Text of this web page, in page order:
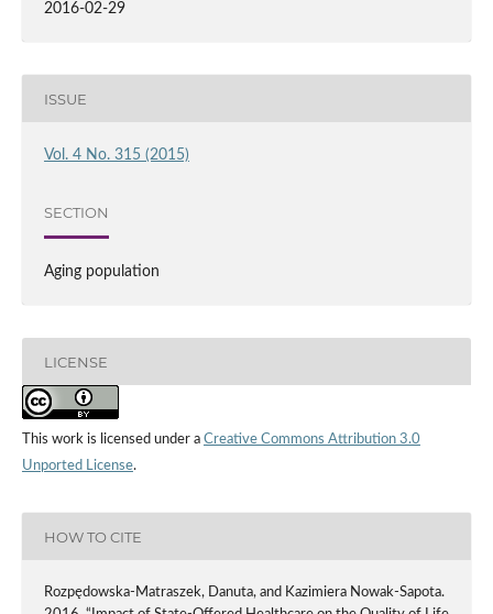
2016-02-29
ISSUE
Vol. 4 No. 315 (2015)
SECTION
Aging population
LICENSE
This work is licensed under a Creative Commons Attribution 3.0
Unported License.
HOW TO CITE
Rozpędowska-Matraszek, Danuta, and Kazimiera Nowak-Sapota.